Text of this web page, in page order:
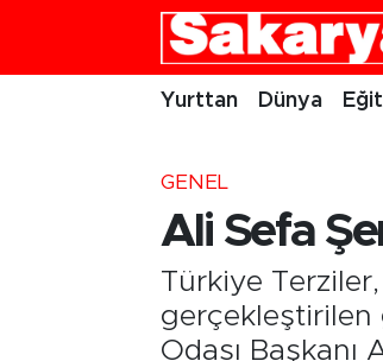
Yurttan Dünya
GENEL
Ali Sefa
Türkiye
gerçekleştirilen
Odası Başkanı
Eskişehirspor
Eskişehir Nöbetçi Eczaneler
Eskişehir Namaz Vakitleri
Eskişehir Trafik Yoğunluk
Süper Lig Puan Durumu ve